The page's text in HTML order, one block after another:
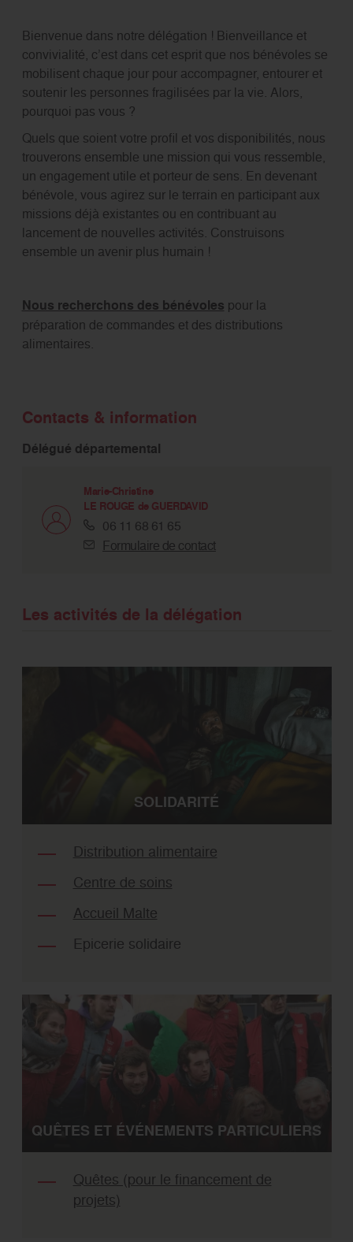
Bienvenue dans notre délégation ! Bienveillance et
convivialité, c’est dans cet esprit que nos bénévoles se
mobilisent chaque jour pour accompagner, entourer et
soutenir les personnes fragilisées par la vie. Alors,
pourquoi pas vous ?
Quels que soient votre profil et vos disponibilités, nous
trouverons ensemble une mission qui vous ressemble,
un engagement utile et porteur de sens. En devenant
bénévole, vous agirez sur le terrain en participant aux
missions déjà existantes ou en contribuant au
lancement de nouvelles activités. Construisons
ensemble un avenir plus humain !
Nous recherchons des bénévoles pour la
préparation de commandes et des distributions
alimentaires.
Contacts & information
Délégué départemental
Marie-Christine
LE ROUGE de GUERDAVID
06 11 68 61 65
Formulaire de contact
Les activités de la délégation
SOLIDARITÉ
Distribution alimentaire
Centre de soins
Accueil Malte
Epicerie solidaire
QUÊTES ET ÉVÉNEMENTS PARTICULIERS
Quêtes (pour le financement de
projets)